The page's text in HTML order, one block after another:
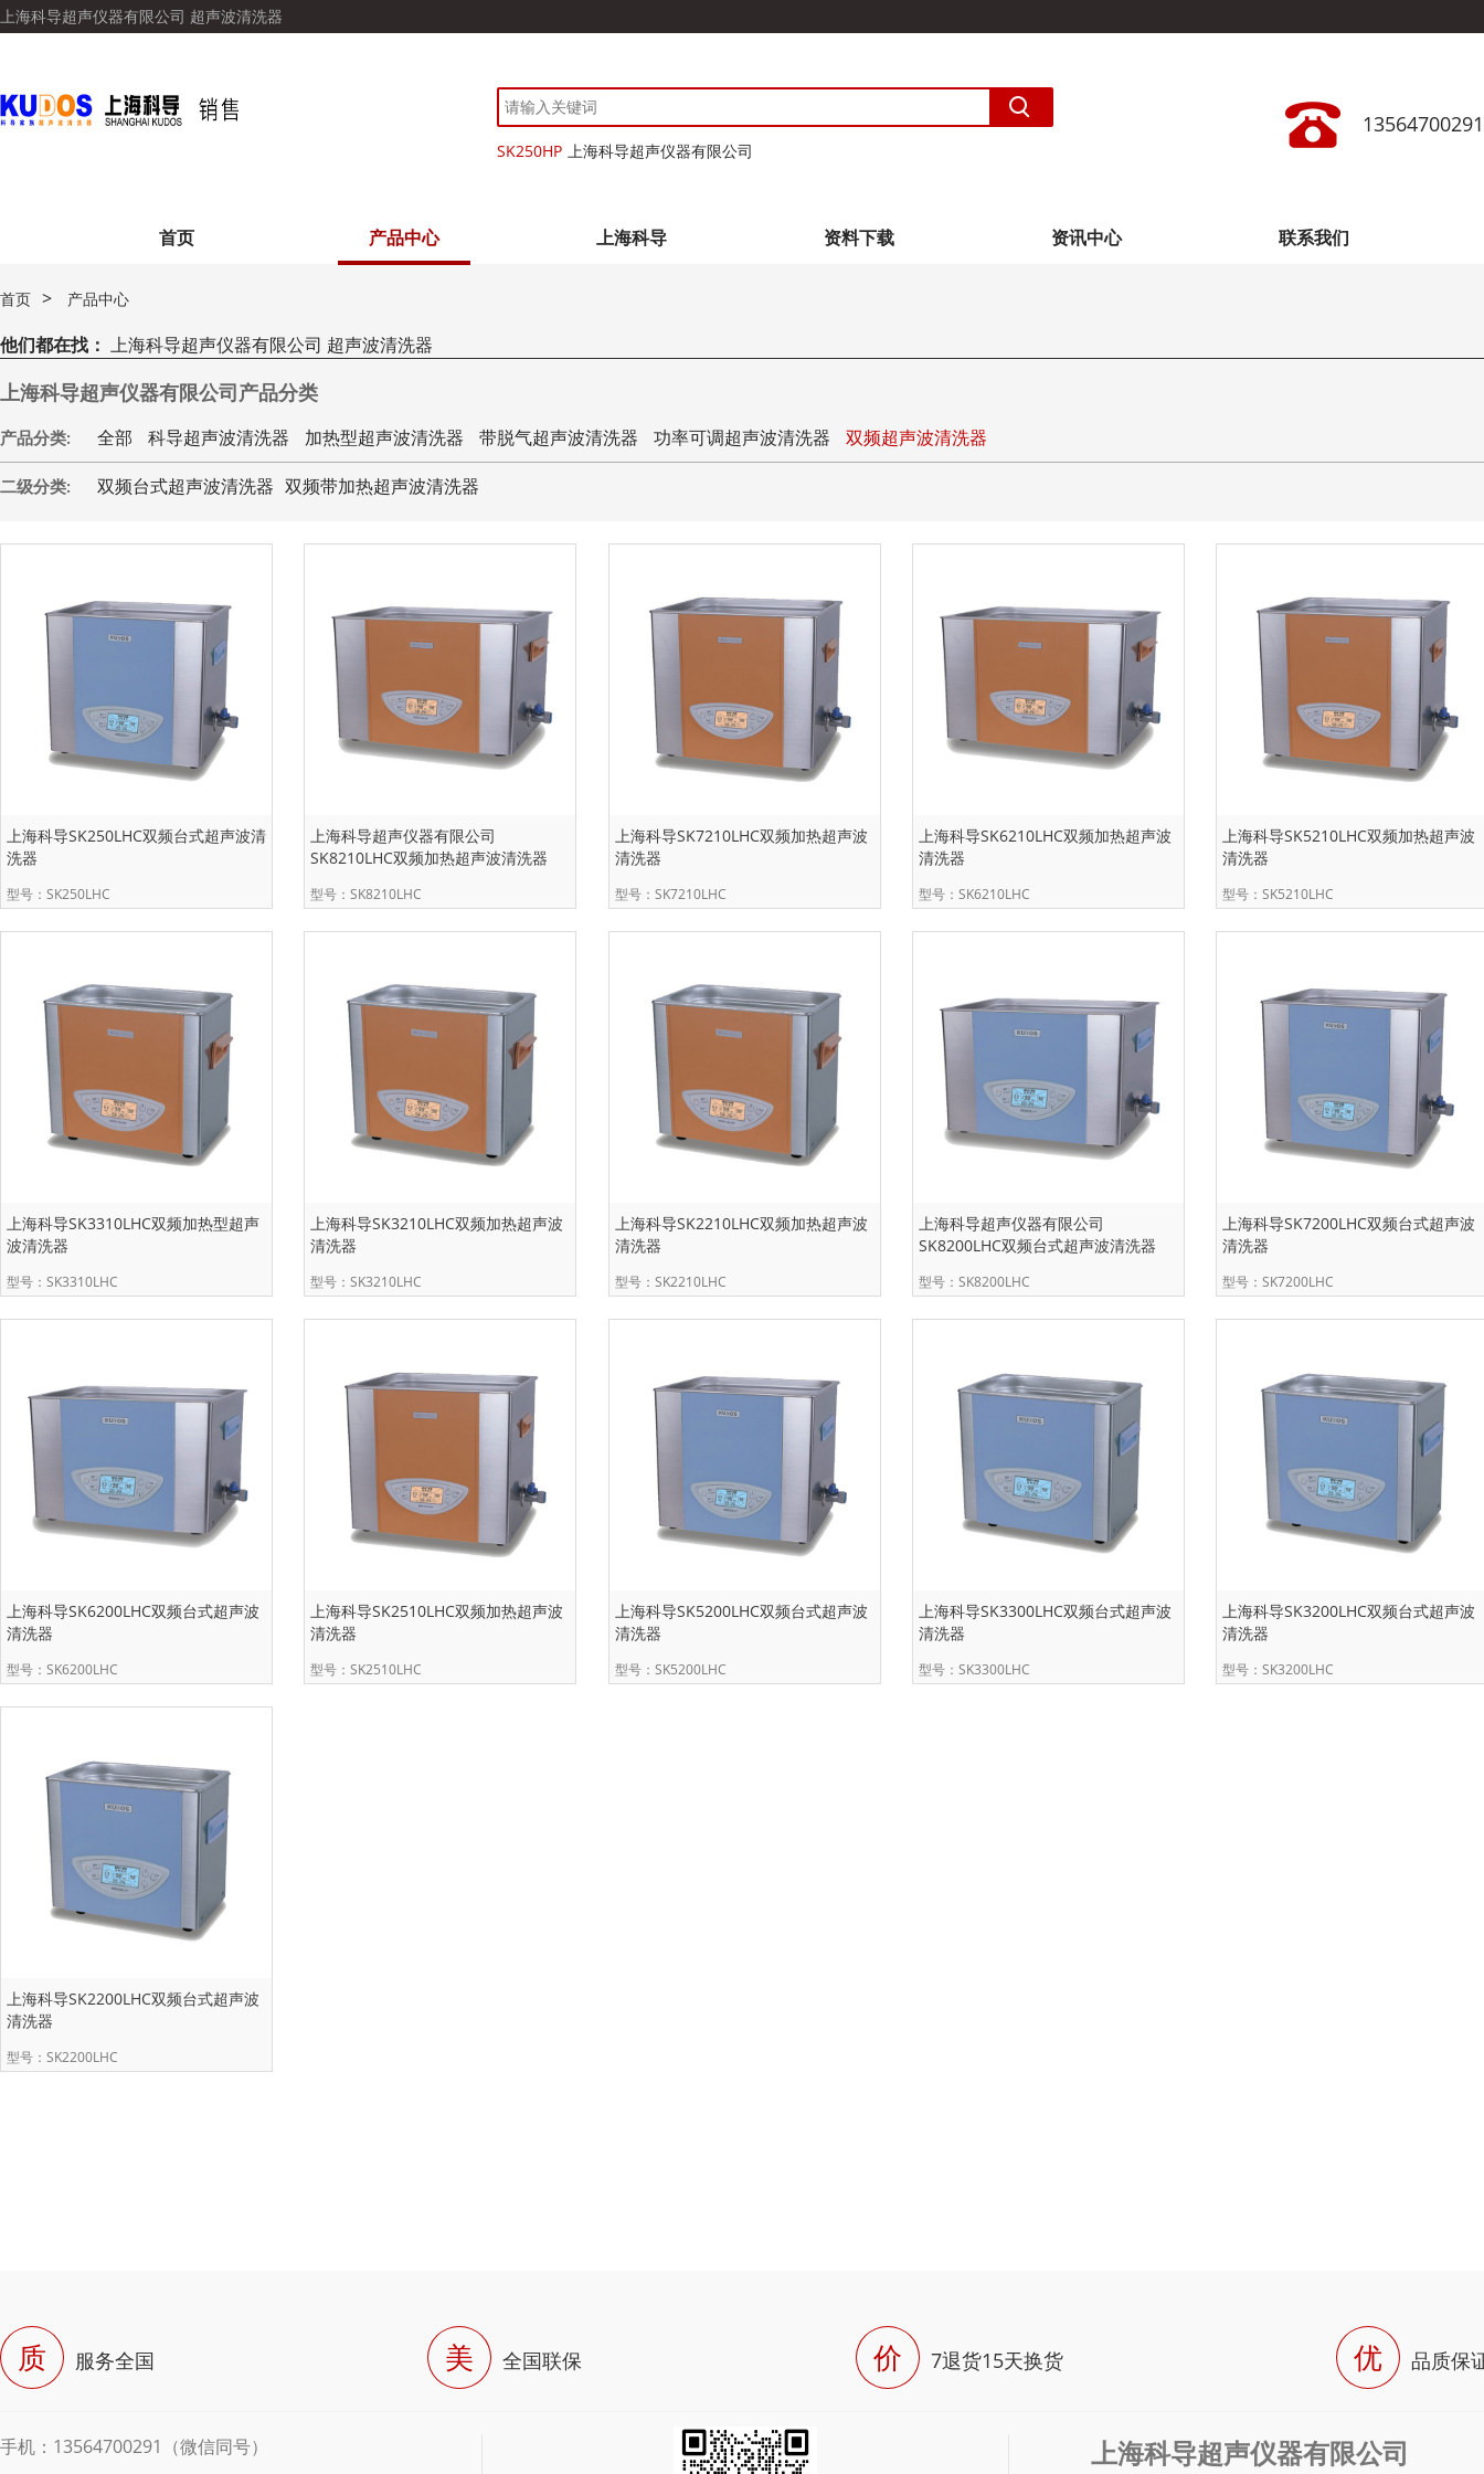
上海科导超声仪器有限公司 超声波清洗器
SK250HP 上海科导超声仪器有限公司
13564700291
首页 产品中心 上海科导 资料下载 资讯中心 联系我们
首页 > 产品中心
他们都在找： 上海科导超声仪器有限公司 超声波清洗器
上海科导超声仪器有限公司产品分类
产品分类: 全部 科导超声波清洗器 加热型超声波清洗器 带脱气超声波清洗器 功率可调超声波清洗器 双频超声波清洗器
二级分类: 双频台式超声波清洗器 双频带加热超声波清洗器
上海科导SK250LHC双频台式超声波清
洗器
型号：SK250LHC
上海科导超声仪器有限公司
SK8210LHC双频加热超声波清洗器
型号：SK8210LHC
上海科导SK7210LHC双频加热超声波
清洗器
型号：SK7210LHC
上海科导SK6210LHC双频加热超声波
清洗器
型号：SK6210LHC
上海科导SK5210LHC双频加热超声波
清洗器
型号：SK5210LHC
上海科导SK3310LHC双频加热型超声
波清洗器
型号：SK3310LHC
上海科导SK3210LHC双频加热超声波
清洗器
型号：SK3210LHC
上海科导SK2210LHC双频加热超声波
清洗器
型号：SK2210LHC
上海科导超声仪器有限公司
SK8200LHC双频台式超声波清洗器
型号：SK8200LHC
上海科导SK7200LHC双频台式超声波
清洗器
型号：SK7200LHC
上海科导SK6200LHC双频台式超声波
清洗器
型号：SK6200LHC
上海科导SK2510LHC双频加热超声波
清洗器
型号：SK2510LHC
上海科导SK5200LHC双频台式超声波
清洗器
型号：SK5200LHC
上海科导SK3300LHC双频台式超声波
清洗器
型号：SK3300LHC
上海科导SK3200LHC双频台式超声波
清洗器
型号：SK3200LHC
上海科导SK2200LHC双频台式超声波
清洗器
型号：SK2200LHC
质 服务全国 美 全国联保 价 7退货15天换货 优 品质保
手机：13564700291（微信同号）
上海科导超声仪器有限公司